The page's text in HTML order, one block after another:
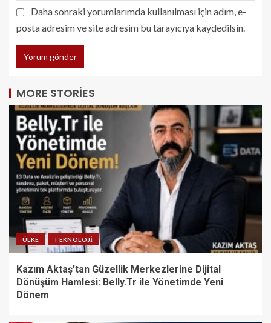
Daha sonraki yorumlarımda kullanılması için adım, e-
posta adresim ve site adresim bu tarayıcıya kaydedilsin.
MORE STORIES
ÜLKE TEKNOLOJI
Kazım Aktaş’tan Güzellik Merkezlerine Dijital
Dönüşüm Hamlesi: Belly.Tr ile Yönetimde Yeni
Dönem